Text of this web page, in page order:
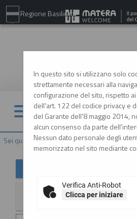
Regione Basilicata
Sei qui: Home»Informazioni»News
In questo sito si utilizzano solo
strettamente necessari alla
configurazione del sito, rispetto
dell'art. 122 del codice privacy e
del Garante dell'8 maggio 2014,
alcun consenso da parte
Nessun dato personale degli
memorizzato nel sito mediante
Verifica Anti-Robot
Clicca per iniziare
La ricerca ha restituito 2